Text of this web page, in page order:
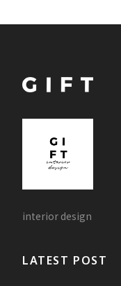
interior design
LATEST POST